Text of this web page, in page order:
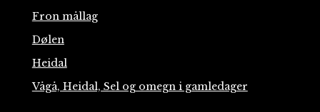
Fron mållag
Dølen
Heidal
Vågå, Heidal, Sel og omegn i gamledager